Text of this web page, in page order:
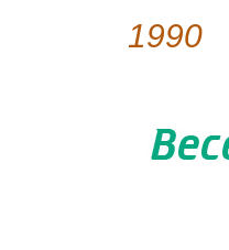
1990